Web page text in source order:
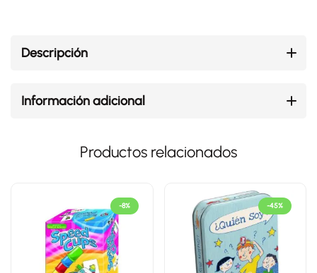
Descripción
Información adicional
Productos relacionados
-8% -45%